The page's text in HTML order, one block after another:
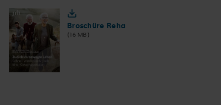
Broschüre Reha
(16 MB)